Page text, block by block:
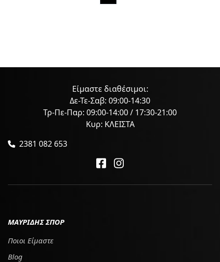
Είμαστε διαθέσιμοι:
Δε-Τε-Σαβ: 09:00-14:30
Τρ-Πε-Παρ: 09:00-14:00 / 17:30-21:00
Κυρ: ΚΛΕΙΣΤΑ
2381 082 653
ΜΑΥΡΙΔΗΣ ΣΠΟΡ
Ποιοι Είμαστε
Blog